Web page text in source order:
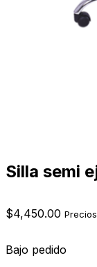
Silla semi
$4,450.00
Bajo pedido